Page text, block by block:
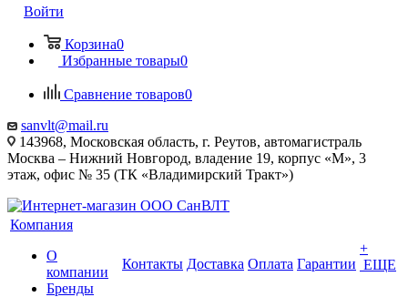
Войти
Корзина0
Избранные товары0
Сравнение товаров0
sanvlt@mail.ru
143968, Московская область, г. Реутов, автомагистраль
Москва – Нижний Новгород, владение 19, корпус «М», 3
этаж, офис № 35 (ТК «Владимирский Тракт»)
Компания
О
компании
Бренды
Контакты Доставка Оплата Гарантии
+
ЕЩЕ